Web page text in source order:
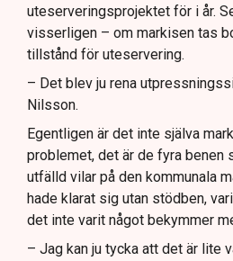
uteserveringsprojektet för i år.
visserligen – om markisen tas
tillstånd för uteservering.
– Det blev ju rena
Nilsson.
Egentligen är det inte själva
problemet, det är de fyra benen
utfälld vilar på den kommunala
hade klarat sig utan stödben,
det inte varit något bekymmer
– Jag kan ju tycka att det är lite